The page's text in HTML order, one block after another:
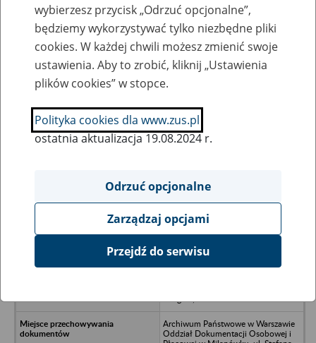
Nazwa zakładu pracy:
SZUKAJ
Ukryj wszystkie pozycje bazy
Przedsiębiorstwo Budownictwa
Archiwum Państwowe w Warszawie
Oddział Dokumentacji Osobowej i
wybierzesz przycisk „Odrzuć opcjonalne”,
będziemy wykorzystywać tylko niezbędne pliki
cookies. W każdej chwili możesz zmienić swoje
ustawienia. Aby to zrobić, kliknij „Ustawienia
plików cookies” w stopce.
Polityka cookies dla www.zus.pl
ostatnia aktualizacja 19.08.2024 r.
Odrzuć opcjonalne
Zarządzaj opcjami
Przejdź do serwisu